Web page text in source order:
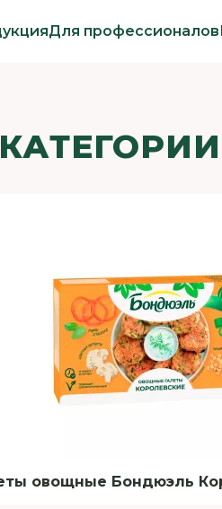
Для профессионалов
овощные Бондюэль